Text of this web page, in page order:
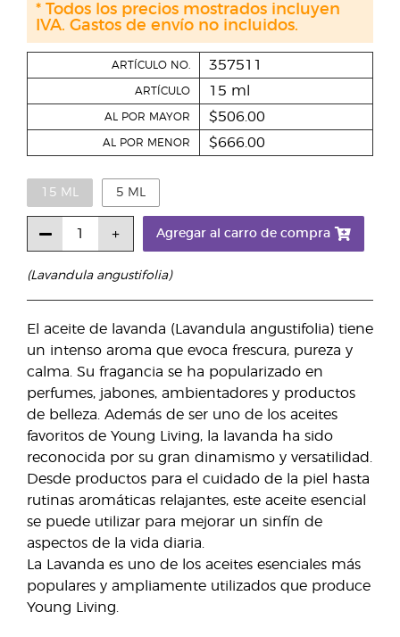
(Lavandula angustifolia)
El aceite de lavanda (Lavandula angustifolia) tiene
un intenso aroma que evoca frescura, pureza y
calma. Su fragancia se ha popularizado en
perfumes, jabones, ambientadores y productos
de belleza. Además de ser uno de los aceites
favoritos de Young Living, la lavanda ha sido
reconocida por su gran dinamismo y versatilidad.
Desde productos para el cuidado de la piel hasta
rutinas aromáticas relajantes, este aceite esencial
se puede utilizar para mejorar un sinfín de
aspectos de la vida diaria.
La Lavanda es uno de los aceites esenciales más
populares y ampliamente utilizados que produce
Young Living.
ARTÍCULO NO. 357511
ARTÍCULO 15 ml
AL POR MAYOR $506.00
AL POR MENOR $666.00
15 ML 5 ML
Agregar al carro de compra
* Todos los precios mostrados incluyen
IVA. Gastos de envío no incluidos.